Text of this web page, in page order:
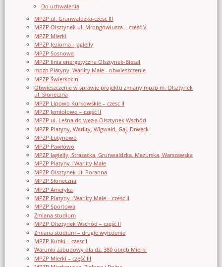
Do uchwalenia
MPZP ul. Grunwaldzka-czesc III
MPZP Olsztynek ul. Mrongowiusza – część V
MPZP Mierki
MPZP Jeziorna i Jagielly
MPZP Sosnowa
MPZP linia energetyczna Olsztynek-Biesal
mpzp Platyny, Warlity Małe - obwieszczenie
MPZP Świerkocin
Obwieszczenie w sprawie projektu zmiany mpzp m. Olsztynek
ul. Słoneczna
MPZP Lipowo Kurkowskie – czesc II
MPZP Jemiołowo – część II
MPZP ul. Leśna do węzła Olsztynek Wschód
MPZP Platyny, Warlity, Wigwałd, Gaj, Drwęck
MPZP Łutynowo
MPZP Pawłowo
MPZP Jagielly, Strazacka, Grunwaldzka, Mazurska, Warszawska
MPZP Platyny i Warlity Małe
MPZP Olsztynek ul. Poranna
MPZP Słoneczna
MPZP Ameryka
MPZP Platyny i Warlity Małe – część II
MPZP Sportowa
Zmiana studium
MPZP Olsztynek Wschód – część II
Zmiana studium – drugie wyłożenie
MPZP Kunki – czesc I
Warunki zabudowy dla dz. 380 obręb Mierki
MPZP Mierki – część III